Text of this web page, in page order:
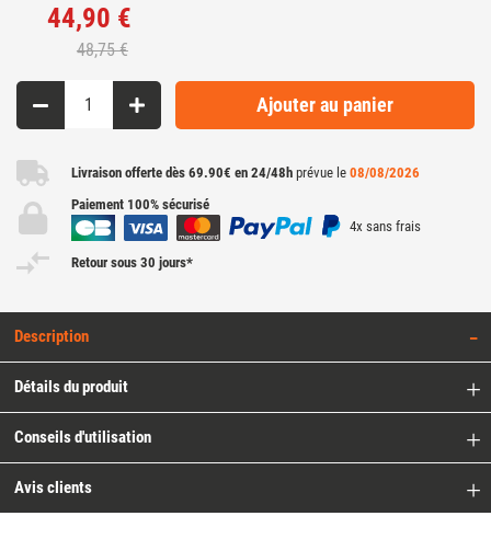
44,90 €
48,75 €
Ajouter au panier
Livraison offerte dès 69.90€ en 24/48h prévue le 08/08/2026
Paiement 100% sécurisé
4x sans frais
Retour sous 30 jours*
Description
Détails du produit
Conseils d'utilisation
Avis clients